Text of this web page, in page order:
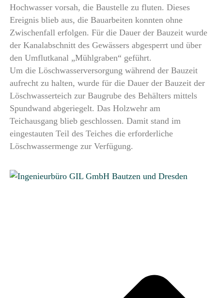
Hochwasser vorsah, die Baustelle zu fluten. Dieses
Ereignis blieb aus, die Bauarbeiten konnten ohne
Zwischenfall erfolgen. Für die Dauer der Bauzeit wurde
der Kanalabschnitt des Gewässers abgesperrt und über
den Umflutkanal „Mühlgraben“ geführt.
Um die Löschwasserversorgung während der Bauzeit
aufrecht zu halten, wurde für die Dauer der Bauzeit der
Löschwasserteich zur Baugrube des Behälters mittels
Spundwand abgeriegelt. Das Holzwehr am
Teichausgang blieb geschlossen. Damit stand im
eingestauten Teil des Teiches die erforderliche
Löschwassermenge zur Verfügung.